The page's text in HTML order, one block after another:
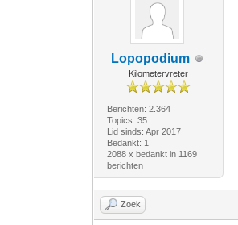
Lopopodium
Kilometervreter
Berichten: 2.364
Topics: 35
Lid sinds: Apr 2017
Bedankt: 1
2088 x bedankt in 1169
berichten
Zoek